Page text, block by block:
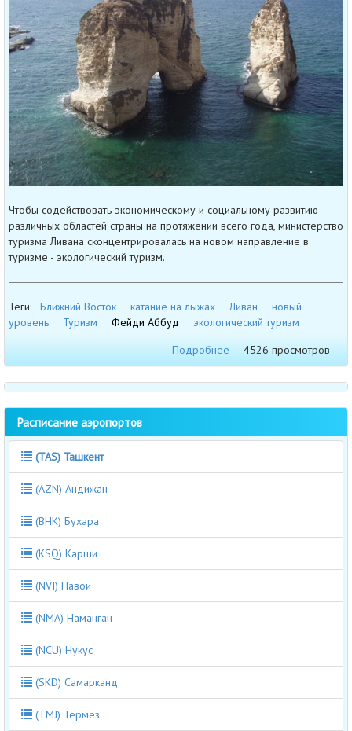
Чтобы содействовать экономическому и социальному развитию
различных областей страны на протяжении всего года, министерство
туризма Ливана сконцентрировалась на новом направление в
туризме - экологический туризм.
Теги: Ближний Восток катание на лыжах Ливан
новый
уровень
Туризм Фейди Аббуд
экологический туризм
Подробнее
4526 просмотров
Расписание аэропортов
(TAS) Ташкент
(AZN) Андижан
(BHK) Бухара
(KSQ) Карши
(NVI) Навои
(NMA) Наманган
(NCU) Нукус
(SKD) Самарканд
(TMJ) Термез